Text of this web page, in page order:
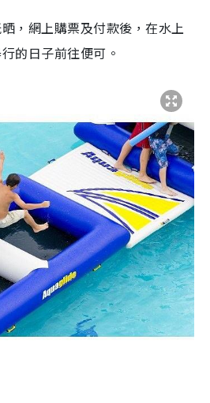
，網上購票及付款後，在水上
的日子前往便可。